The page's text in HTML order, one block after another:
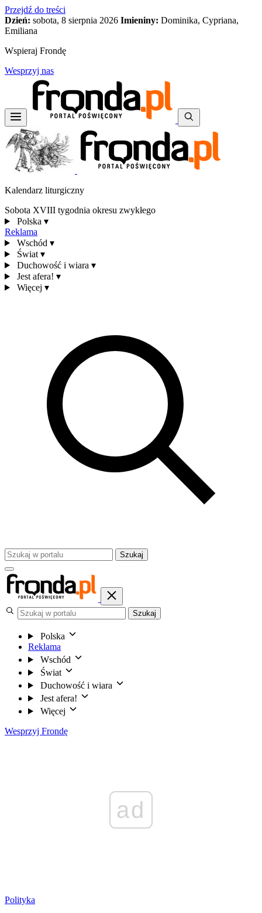
Przejdź do treści
Dzień: sobota, 8 sierpnia 2026 Imieniny: Dominika, Cypriana,
Emiliana
Wspieraj Frondę
Wesprzyj nas
Kalendarz liturgiczny
Sobota XVIII tygodnia okresu zwykłego
Polska ▾
Reklama
Wschód ▾
Świat ▾
Duchowość i wiara ▾
Jest afera! ▾
Więcej ▾
Szukaj
Szukaj
Polska
Reklama
Wschód
Świat
Duchowość i wiara
Jest afera!
Więcej
Wesprzyj Frondę
ad
Polityka